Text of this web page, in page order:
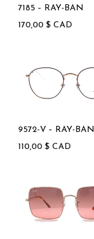
7185 – RAY-BAN
170,00 $ CAD
9572-V – RAY-BAN
110,00 $ CAD